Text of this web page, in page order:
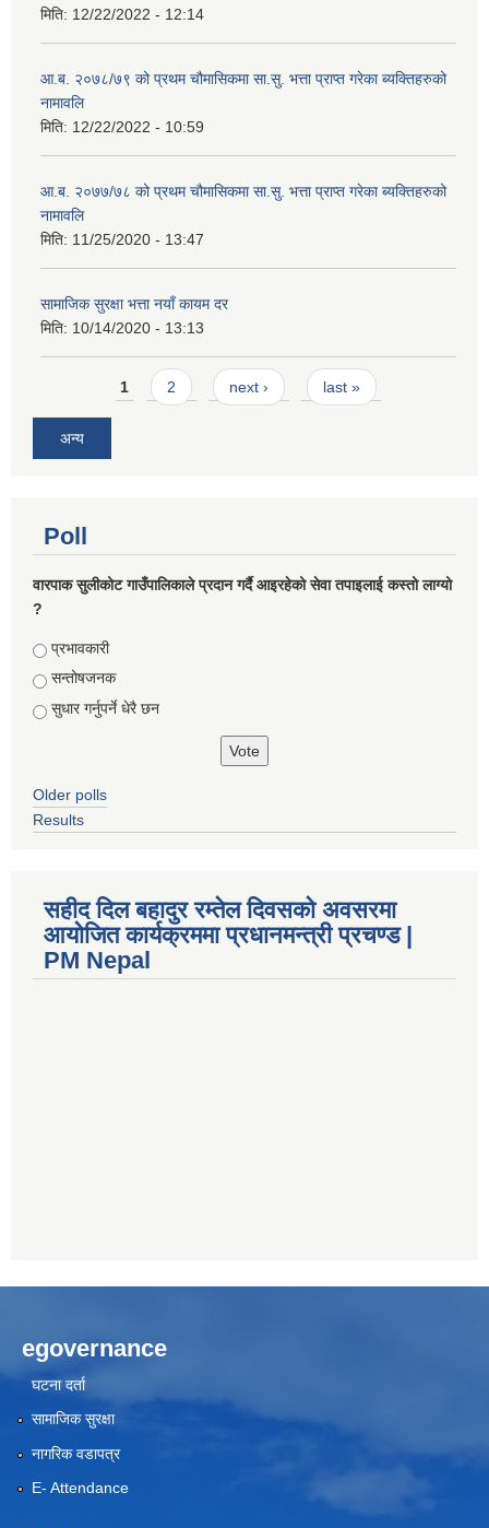
मिति: 12/22/2022 - 12:14
आ.ब. २०७८/७९ को प्रथम चौमासिकमा सा.सु. भत्ता प्राप्त गरेका ब्यक्तिहरुको
नामावलि
मिति: 12/22/2022 - 10:59
आ.ब. २०७७/७८ को प्रथम चौमासिकमा सा.सु. भत्ता प्राप्त गरेका ब्यक्तिहरुको
नामावलि
मिति: 11/25/2020 - 13:47
सामाजिक सुरक्षा भत्ता नयाँ कायम दर
मिति: 10/14/2020 - 13:13
Pages1 2 next › last »
अन्य
Poll
वारपाक सुलीकोट गाउँपालिकाले प्रदान गर्दै आइरहेको सेवा तपाइलाई कस्तो लाग्यो
?
Choices
प्रभावकारी
सन्तोषजनक
सुधार गर्नुपर्ने धेरै छन
Older polls
Results
सहीद दिल बहादुर रम्तेल दिवसको अवसरमा
आयोजित कार्यक्रममा प्रधानमन्त्री प्रचण्ड |
PM Nepal
egovernance
घटना दर्ता
सामाजिक सुरक्षा
नागरिक वडापत्र
E- Attendance